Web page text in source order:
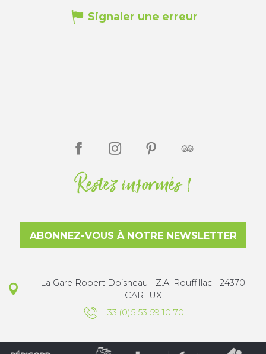
Signaler une erreur
Restez informés !
ABONNEZ-VOUS À NOTRE NEWSLETTER
La Gare Robert Doisneau - Z.A. Rouffillac - 24370
CARLUX
+33 (0)5 53 59 10 70